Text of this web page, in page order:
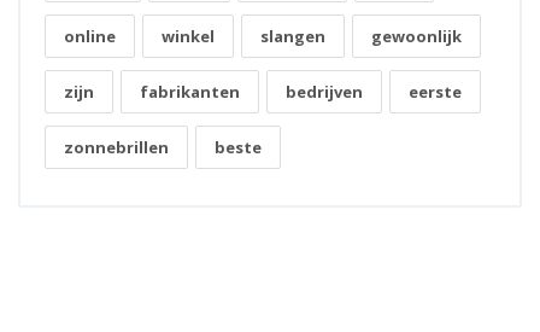
online winkel slangen gewoonlijk
zijn fabrikanten bedrijven eerste
zonnebrillen beste